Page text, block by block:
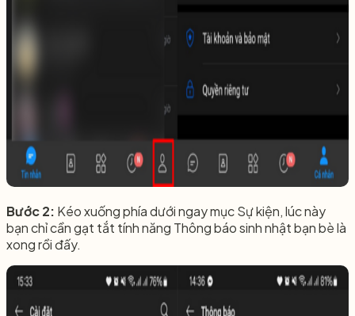
Bước 2: Kéo xuống phía dưới ngay mục Sự kiện, lúc này
bạn chỉ cần gạt tắt tính năng Thông báo sinh nhật bạn bè là
xong rồi đấy.